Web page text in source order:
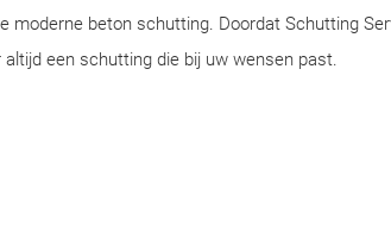
moderne beton schutting. Doordat Schutting
een schutting die bij uw wensen past.